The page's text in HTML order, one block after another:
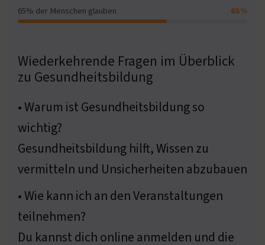
65% der Menschen glauben 65%
Wiederkehrende Fragen im Überblick
zu Gesundheitsbildung
• Warum ist Gesundheitsbildung so
wichtig?
Gesundheitsbildung hilft, Wissen zu
vermitteln und Unsicherheiten abzubauen
• Wie kann ich an den Veranstaltungen
teilnehmen?
Du kannst dich online anmelden und die